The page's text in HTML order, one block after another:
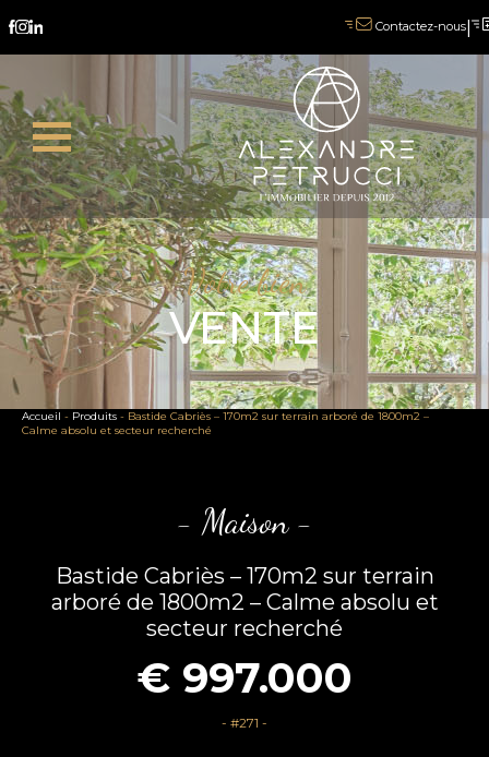
Contactez-nous
Votre bien
VENTE
Accueil - Produits - Bastide Cabriès – 170m2 sur terrain arboré de 1800m2 –
Calme absolu et secteur recherché
- Maison -
Bastide Cabriès – 170m2 sur terrain
arboré de 1800m2 – Calme absolu et
secteur recherché
€ 997.000
- #271 -